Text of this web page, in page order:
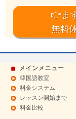
👉ま
無料
メインメニュー
韓国語教室
料金システム
レッスン開始まで
料金比較